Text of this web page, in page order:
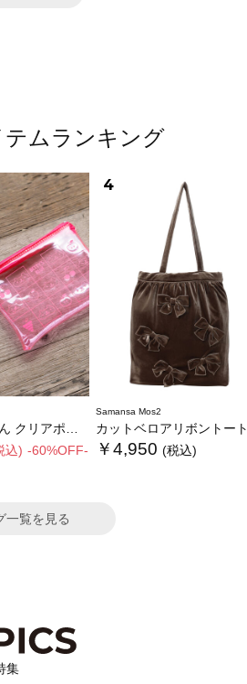
ムランキング
リアポーチ
込) -60%OFF-
4
Samansa Mos2
カットベロアリボントートバッグ
￥4,950 (税込)
一覧を見る
集